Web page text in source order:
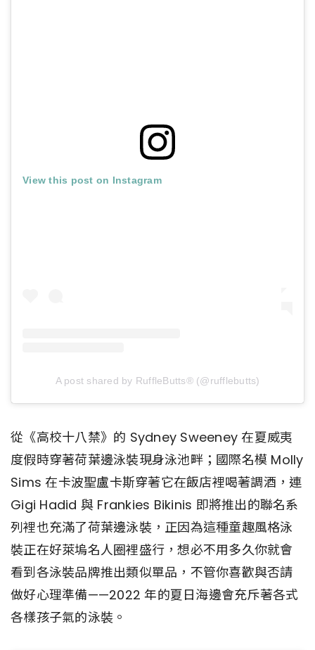
View this post on Instagram
A post shared by RuffleButts® (@rufflebutts)
從《高校十八禁》的 Sydney Sweeney 在夏威夷
度假時穿著荷葉邊泳裝現身泳池畔；國際名模 Molly
Sims 在卡波聖盧卡斯穿著它在飯店裡喝著調酒，連
Gigi Hadid 與 Frankies Bikinis 即將推出的聯名系
列裡也充滿了荷葉邊泳裝，正因為這種童趣風格泳
裝正在好萊塢名人圈裡盛行，想必不用多久你就會
看到各泳裝品牌推出類似單品，不管你喜歡與否請
做好心理準備——2022 年的夏日海邊會充斥著各式
各樣孩子氣的泳裝。